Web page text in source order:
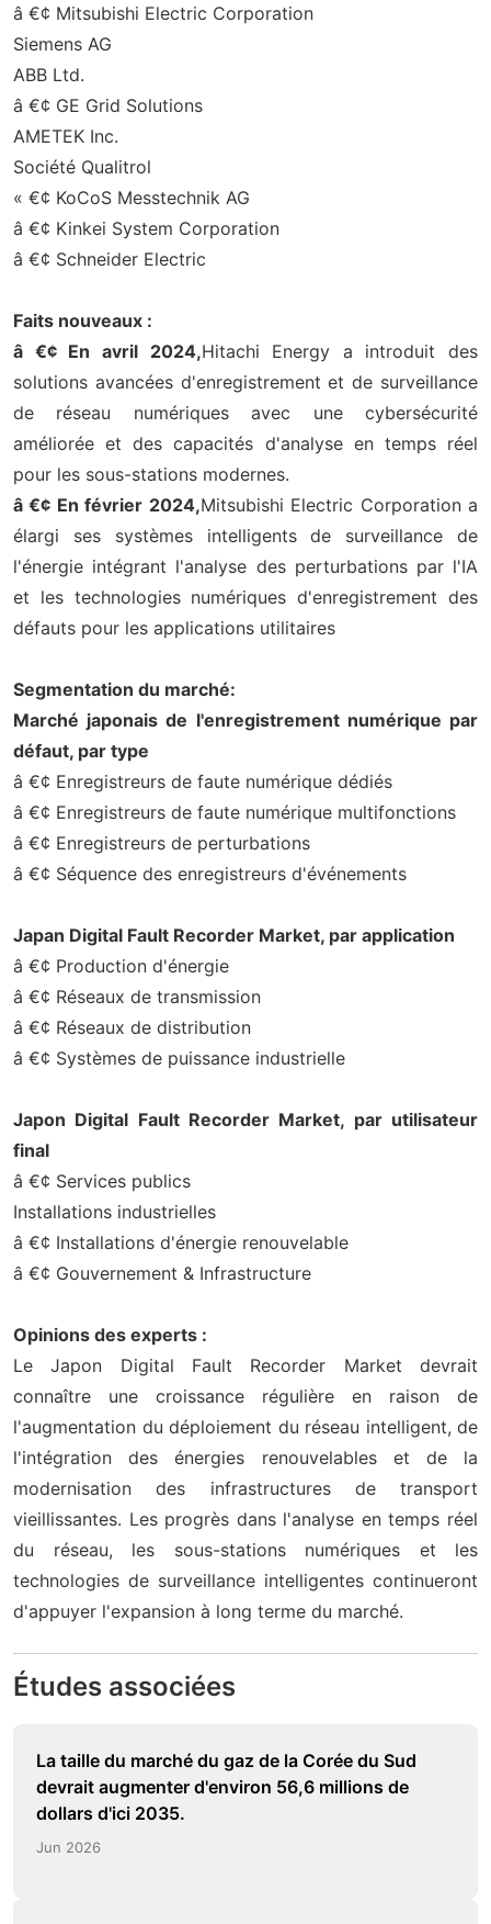
â €¢ Mitsubishi Electric Corporation
Siemens AG
ABB Ltd.
â €¢ GE Grid Solutions
AMETEK Inc.
Société Qualitrol
« €¢ KoCoS Messtechnik AG
â €¢ Kinkei System Corporation
â €¢ Schneider Electric
Faits nouveaux :
â €¢ En avril 2024,Hitachi Energy a introduit des
solutions avancées d'enregistrement et de surveillance
de réseau numériques avec une cybersécurité
améliorée et des capacités d'analyse en temps réel
pour les sous-stations modernes.
â €¢ En février 2024,Mitsubishi Electric Corporation a
élargi ses systèmes intelligents de surveillance de
l'énergie intégrant l'analyse des perturbations par l'IA
et les technologies numériques d'enregistrement des
défauts pour les applications utilitaires
Segmentation du marché:
Marché japonais de l'enregistrement numérique par
défaut, par type
â €¢ Enregistreurs de faute numérique dédiés
â €¢ Enregistreurs de faute numérique multifonctions
â €¢ Enregistreurs de perturbations
â €¢ Séquence des enregistreurs d'événements
Japan Digital Fault Recorder Market, par application
â €¢ Production d'énergie
â €¢ Réseaux de transmission
â €¢ Réseaux de distribution
â €¢ Systèmes de puissance industrielle
Japon Digital Fault Recorder Market, par utilisateur
final
â €¢ Services publics
Installations industrielles
â €¢ Installations d'énergie renouvelable
â €¢ Gouvernement & Infrastructure
Opinions des experts :
Le Japon Digital Fault Recorder Market devrait
connaître une croissance régulière en raison de
l'augmentation du déploiement du réseau intelligent, de
l'intégration des énergies renouvelables et de la
modernisation des infrastructures de transport
vieillissantes. Les progrès dans l'analyse en temps réel
du réseau, les sous-stations numériques et les
technologies de surveillance intelligentes continueront
d'appuyer l'expansion à long terme du marché.
Études associées
La taille du marché du gaz de la Corée du Sud
devrait augmenter d'environ 56,6 millions de
dollars d'ici 2035.
Jun 2026